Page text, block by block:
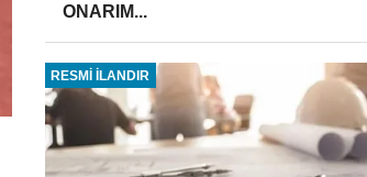
ONARIM...
RESMİ İLANDIR